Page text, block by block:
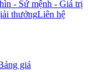
- Sứ mệnh - Giá trị
thưởngLiên hệ
giá